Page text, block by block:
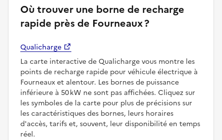
Où trouver une borne de recharge
rapide près de Fourneaux ?
Qualicharge
La carte interactive de Qualicharge vous montre les
points de recharge rapide pour véhicule électrique à
Fourneaux et alentour. Les bornes de puissance
inférieure à 50 kW ne sont pas affichées. Cliquez sur
les symboles de la carte pour plus de précisions sur
les caractéristiques des bornes, leurs horaires
d'accès, tarifs et, souvent, leur disponibilité en temps
réel.